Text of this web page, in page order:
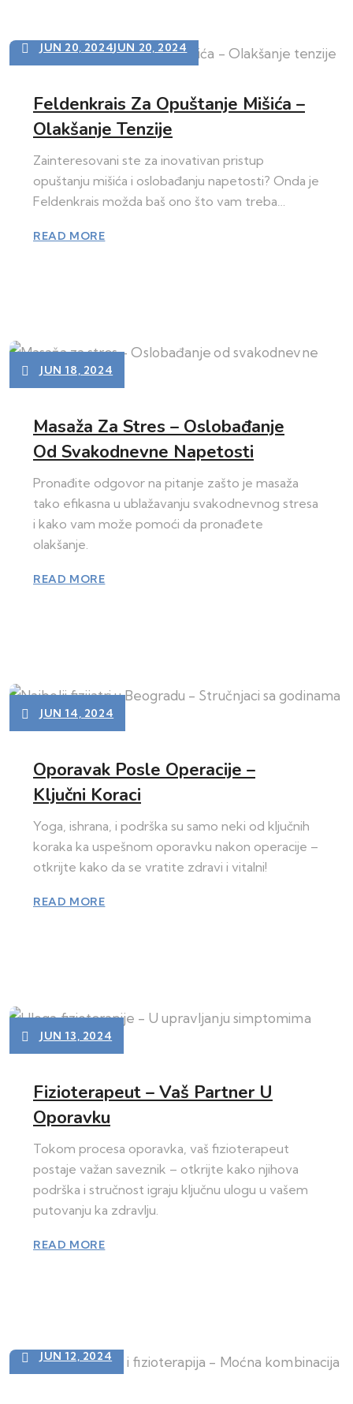
JUN 20, 2024JUN 20, 2024
Feldenkrais Za Opuštanje Mišića –
Olakšanje Tenzije
Zainteresovani ste za inovativan pristup
opuštanju mišića i oslobađanju napetosti? Onda je
Feldenkrais možda baš ono što vam treba…
READ MORE
JUN 18, 2024
Masaža Za Stres – Oslobađanje
Od Svakodnevne Napetosti
Pronađite odgovor na pitanje zašto je masaža
tako efikasna u ublažavanju svakodnevnog stresa
i kako vam može pomoći da pronađete
olakšanje.
READ MORE
JUN 14, 2024
Oporavak Posle Operacije –
Ključni Koraci
Yoga, ishrana, i podrška su samo neki od ključnih
koraka ka uspešnom oporavku nakon operacije –
otkrijte kako da se vratite zdravi i vitalni!
READ MORE
JUN 13, 2024
Fizioterapeut – Vaš Partner U
Oporavku
Tokom procesa oporavka, vaš fizioterapeut
postaje važan saveznik – otkrijte kako njihova
podrška i stručnost igraju ključnu ulogu u vašem
putovanju ka zdravlju.
READ MORE
JUN 12, 2024